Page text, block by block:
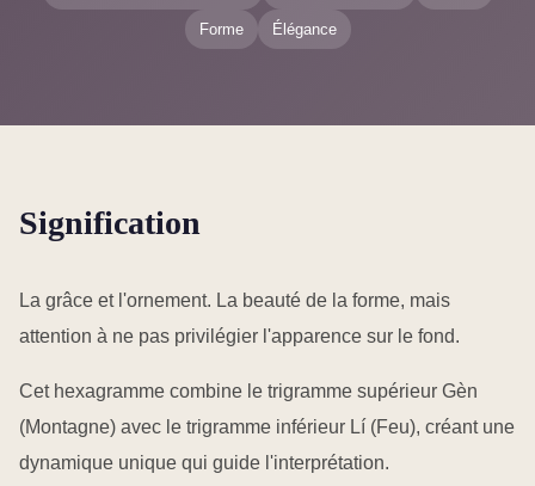
Forme Élégance
Signification
La grâce et l'ornement. La beauté de la forme, mais
attention à ne pas privilégier l'apparence sur le fond.
Cet hexagramme combine le trigramme supérieur Gèn
(Montagne) avec le trigramme inférieur Lí (Feu), créant une
dynamique unique qui guide l'interprétation.